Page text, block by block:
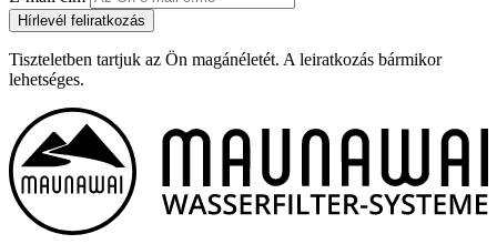
Hírlevél feliratkozás
Tiszteletben tartjuk az Ön magánéletét. A leiratkozás bármikor
lehetséges.